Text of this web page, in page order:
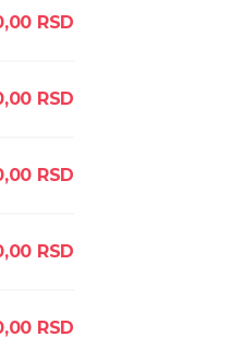
RSD
RSD
RSD
RSD
RSD